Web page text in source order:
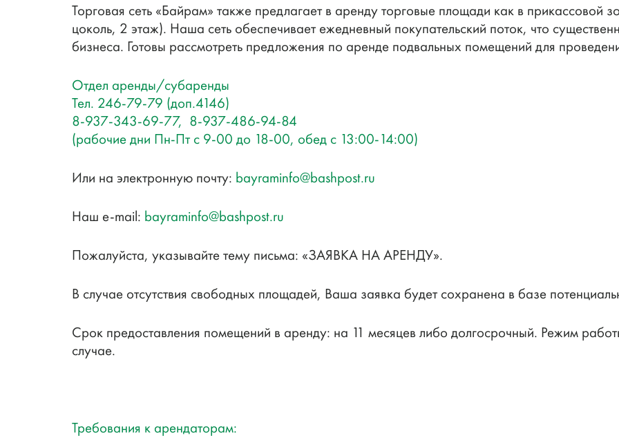
Торговая сеть «Байрам» также предлагает в аренду торговые площади как в прикассовой
цоколь, 2 этаж). Наша сеть обеспечивает ежедневный покупательский поток, что
бизнеса. Готовы рассмотреть предложения по аренде подвальных помещений для
Отдел аренды/субаренды
Тел. 246-79-79 (доп.4146)
8-937-343-69-77, 8-937-486-94-84
(рабочие дни Пн-Пт с 9-00 до 18-00, обед с 13:00-14:00)
Или на электронную почту: bayraminfo@bashpost.ru
Наш e-mail: bayraminfo@bashpost.ru
Пожалуйста, указывайте тему письма: «ЗАЯВКА НА АРЕНДУ».
В случае отсутствия свободных площадей, Ваша заявка будет сохранена в базе
Срок предоставления помещений в аренду: на 11 месяцев либо долгосрочный. Режим
случае.
Требования к арендаторам: